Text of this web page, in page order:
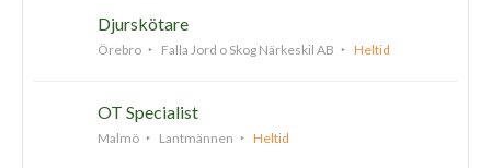
Djurskötare
Örebro Falla Jord o Skog Närkeskil AB Heltid
OT Specialist
Malmö Lantmännen Heltid